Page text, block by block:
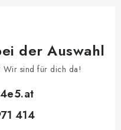
der Auswahl
Wir sind für dich da!
414